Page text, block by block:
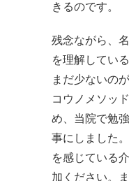
きるのです。
残念ながら、
を理解してい
まだ少ないの
コウノメソッ
め、当院で勉
事にしました
を感じている
加ください。